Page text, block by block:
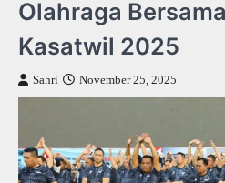
Olahraga
Kasatwil 2025
Sahri November 25, 2025